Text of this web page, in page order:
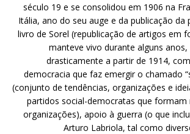
século 19 e se consolidou em 1906 na
Itália, ano do seu auge e da publicação da
livro de Sorel (republicação de artigos em
manteve vivo durante alguns
drasticamente a partir de 1914,
democracia que faz emergir o chamado
(conjunto de tendências, organizações e
partidos social-democratas que
organizações), apoio à guerra (o que
Arturo Labriola, tal como